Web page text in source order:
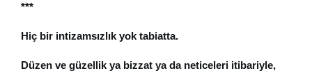
***
Hiç bir intizamsızlık yok tabiatta.
Düzen ve güzellik ya bizzat ya da neticeleri itibariyle,